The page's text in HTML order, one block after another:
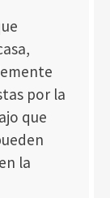
por la
que
la